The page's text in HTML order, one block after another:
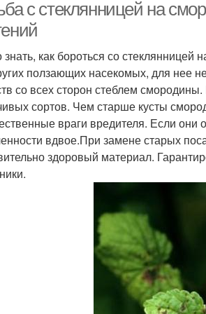
с стеклянницей на
как бороться со
ползающих насекомых, для нее
со всех сторон стеблем
сортов. Чем старше кусты
враги вредителя. Если они
вдвое.При замене старых
здоровый материал.